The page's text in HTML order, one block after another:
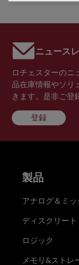
ニュース
ロチェスターのニ
品在庫情報やソリ
きます。是非ご登
登録
製品
アナログ＆ミ
ディスクリート
ロジック
メモリ&ストレ